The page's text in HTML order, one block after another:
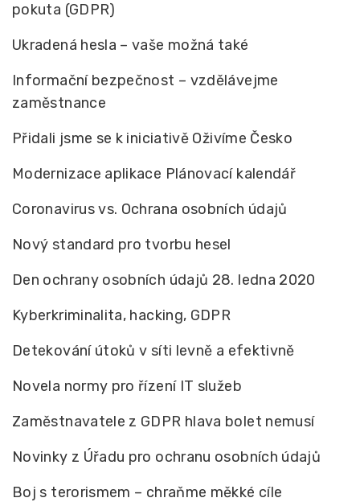
pokuta (GDPR)
Ukradená hesla – vaše možná také
Informační bezpečnost – vzdělávejme
zaměstnance
Přidali jsme se k iniciativě Oživíme Česko
Modernizace aplikace Plánovací kalendář
Coronavirus vs. Ochrana osobních údajů
Nový standard pro tvorbu hesel
Den ochrany osobních údajů 28. ledna 2020
Kyberkriminalita, hacking, GDPR
Detekování útoků v síti levně a efektivně
Novela normy pro řízení IT služeb
Zaměstnavatele z GDPR hlava bolet nemusí
Novinky z Úřadu pro ochranu osobních údajů
Boj s terorismem – chraňme měkké cíle